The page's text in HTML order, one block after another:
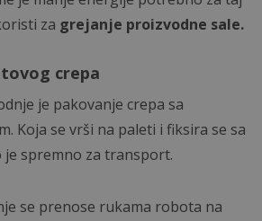
za grejanje proizvodne sale.
crepa
je pakovanje crepa sa
Koja se vrši na paleti i fiksira se sa
spremno za transport.
se prenose rukama robota na